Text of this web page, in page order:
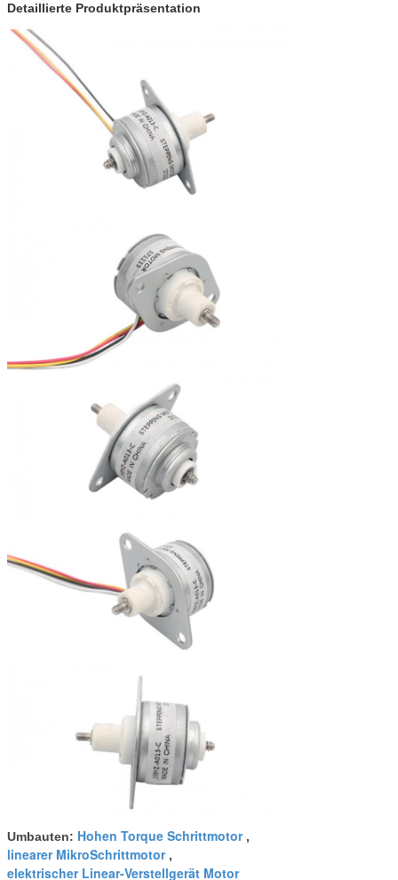
OEM- und ODM-
Service
Erhältlich
Detaillierte Produktpräsentation
Umbauten: Hohen Torque Schrittmotor,
linearer MikroSchrittmotor,
elektrischer Linear-Verstellgerät Motor